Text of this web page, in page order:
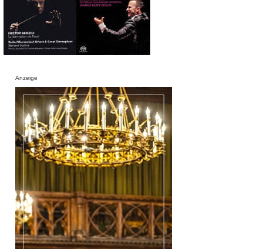
Anzeige